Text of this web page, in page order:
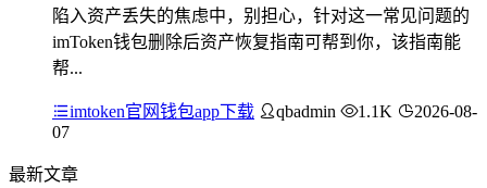
陷入资产丢失的焦虑中，别担心，针对这一常见问题的
imToken钱包删除后资产恢复指南可帮到你，该指南能
帮...
imtoken官网钱包app下载 qbadmin 1.1K
2026-08-
07
最新文章